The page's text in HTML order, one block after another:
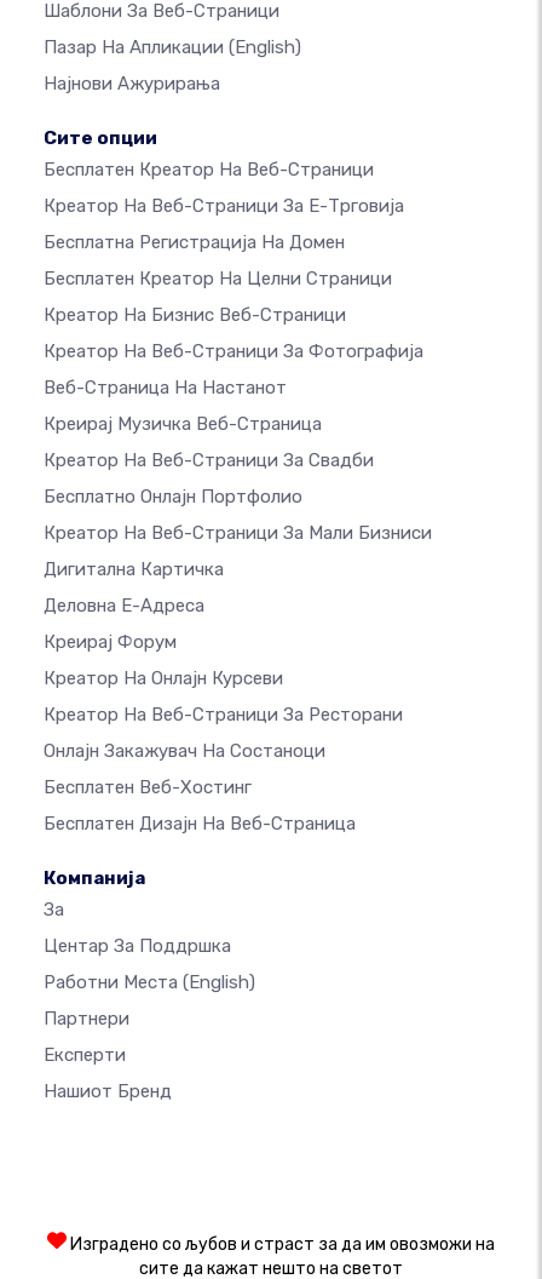
Шаблони За Веб-Страници
Пазар На Апликации (English)
Најнови Ажурирања
Сите опции
Бесплатен Креатор На Веб-Страници
Креатор На Веб-Страници За Е-Трговија
Бесплатна Регистрација На Домен
Бесплатен Креатор На Целни Страници
Креатор На Бизнис Веб-Страници
Креатор На Веб-Страници За Фотографија
Веб-Страница На Настанот
Креирај Музичка Веб-Страница
Креатор На Веб-Страници За Свадби
Бесплатно Онлајн Портфолио
Креатор На Веб-Страници За Мали Бизниси
Дигитална Картичка
Деловна Е-Адреса
Креирај Форум
Креатор На Онлајн Курсеви
Креатор На Веб-Страници За Ресторани
Онлајн Закажувач На Состаноци
Бесплатен Веб-Хостинг
Бесплатен Дизајн На Веб-Страница
Компанија
За
Центар За Поддршка
Работни Места (English)
Партнери
Експерти
Нашиот Бренд
Изградено со љубов и страст за да им овозможи на
сите да кажат нешто на светот